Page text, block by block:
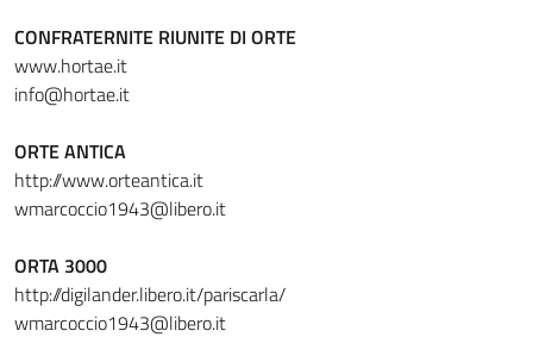
CONFRATERNITE RIUNITE DI ORTE
www.hortae.it
info@hortae.it
ORTE ANTICA
http://www.orteantica.it
wmarcoccio1943@libero.it
ORTA 3000
http://digilander.libero.it/pariscarla/
wmarcoccio1943@libero.it